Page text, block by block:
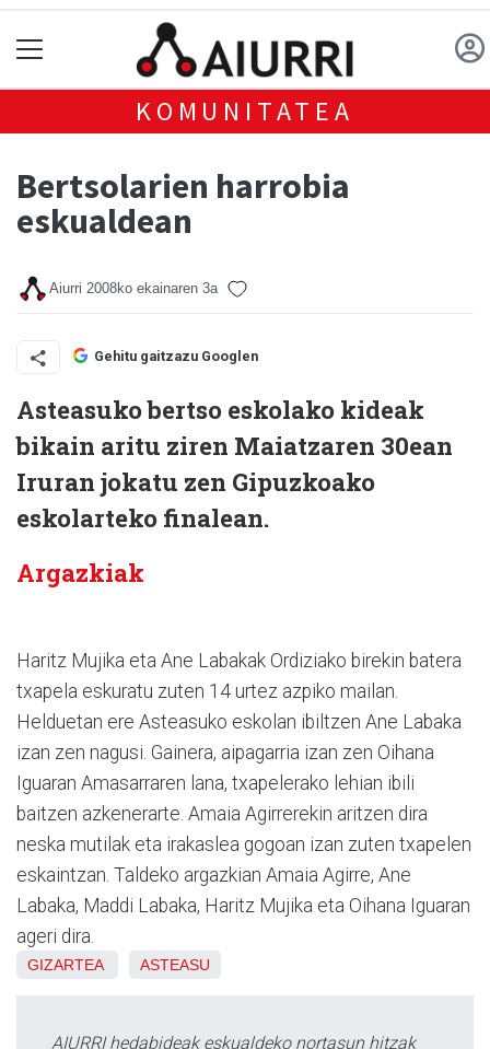
KOMUNITATEA
Bertsolarien harrobia
eskualdean
Aiurri 2008ko ekainaren 3a
Gehitu gaitzazu Googlen
Asteasuko bertso eskolako kideak
bikain aritu ziren Maiatzaren 30ean
Iruran jokatu zen Gipuzkoako
eskolarteko finalean.
Argazkiak
Haritz Mujika eta Ane Labakak Ordiziako birekin batera
txapela eskuratu zuten 14 urtez azpiko mailan.
Helduetan ere Asteasuko eskolan ibiltzen Ane Labaka
izan zen nagusi. Gainera, aipagarria izan zen Oihana
Iguaran Amasarraren lana, txapelerako lehian ibili
baitzen azkenerarte. Amaia Agirrerekin aritzen dira
neska mutilak eta irakaslea gogoan izan zuten txapelen
eskaintzan. Taldeko argazkian Amaia Agirre, Ane
Labaka, Maddi Labaka, Haritz Mujika eta Oihana Iguaran
ageri dira.
GIZARTEA ASTEASU
AIURRI hedabideak eskualdeko nortasun hitzak